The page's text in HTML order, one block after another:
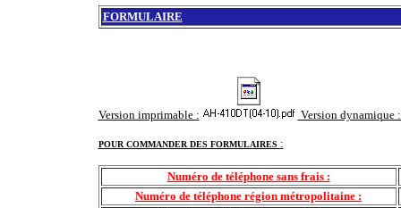
FORMULAIRE
Version imprimable : Version dynamique
POUR COMMANDER DES FORMULAIRES :
Numéro de téléphone sans frais :
Numéro de téléphone région métropolitaine :